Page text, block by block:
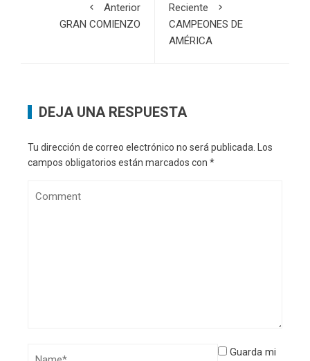
Anterior
GRAN COMIENZO
Reciente
CAMPEONES DE
AMÉRICA
DEJA UNA RESPUESTA
Tu dirección de correo electrónico no será publicada.
Los
campos obligatorios están marcados con *
Guarda mi